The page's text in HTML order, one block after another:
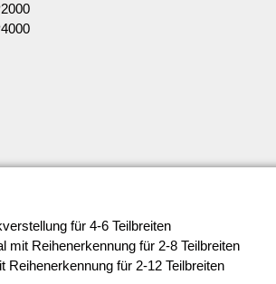
für 4-6 Teilbreiten
mit Reihenerkennung für 2-8 Teilbreiten
Reihenerkennung für 2-12 Teilbreiten